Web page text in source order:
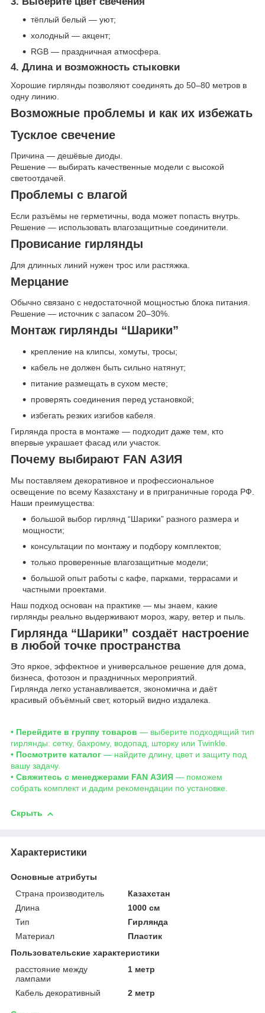
тёплый белый — уют;
холодный — акцент;
RGB — праздничная атмосфера.
4. Длина и возможность стыковки
Хорошие гирлянды позволяют соединять до 50–80 метров в
одну линию.
Возможные проблемы и как их избежать
Тусклое свечение
Причина — дешёвые диоды.
Решение — выбирать качественные модели с высокой
светоотдачей.
Проблемы с влагой
Если разъёмы не герметичны, вода может попасть внутрь.
Решение — использовать влагозащитные соединители.
Провисание гирлянды
Для длинных линий нужен трос или растяжка.
Мерцание
Обычно связано с недостаточной мощностью блока питания.
Решение — источник с запасом 20–30%.
Монтаж гирлянды “Шарики”
крепление на клипсы, хомуты, тросы;
кабель не должен быть сильно натянут;
питание размещать в сухом месте;
проверять соединения перед установкой;
избегать резких изгибов кабеля.
Гирлянда проста в монтаже — подходит даже тем, кто
впервые украшает фасад или участок.
Почему выбирают FAN АЗИЯ
Мы поставляем декоративное и профессиональное
освещение по всему Казахстану и в приграничные города РФ.
Наши преимущества:
большой выбор гирлянд “Шарики” разного размера и
мощности;
консультации по монтажу и подбору комплектов;
только проверенные влагозащитные модели;
большой опыт работы с кафе, парками, террасами и
частными проектами.
Наш подход основан на практике — мы знаем, какие
гирлянды реально выдерживают мороз, жару, ветер и пыль.
Гирлянда “Шарики” создаёт настроение
в любой точке пространства
Это яркое, эффектное и универсальное решение для дома,
бизнеса, фотозон и праздничных мероприятий.
Гирлянда легко устанавливается, экономична и даёт
красивый объёмный свет, который видно издалека.
• Перейдите в группу товаров — выберите подходящий тип
гирлянды: сетку, бахрому, водопад, шторку или Twinkle.
• Посмотрите каталог — найдите длину, цвет и защиту под
вашу задачу.
• Свяжитесь с менеджерами FAN АЗИЯ — поможем
собрать комплект и дадим рекомендации по установке.
Скрыть
Характеристики
Основные атрибуты
Страна производитель
Казахстан
Длина
1000 см
Тип
Гирлянда
Материал
Пластик
Пользовательские характеристики
расстояние между
лампами
1 метр
Кабель декоративный 2 метр